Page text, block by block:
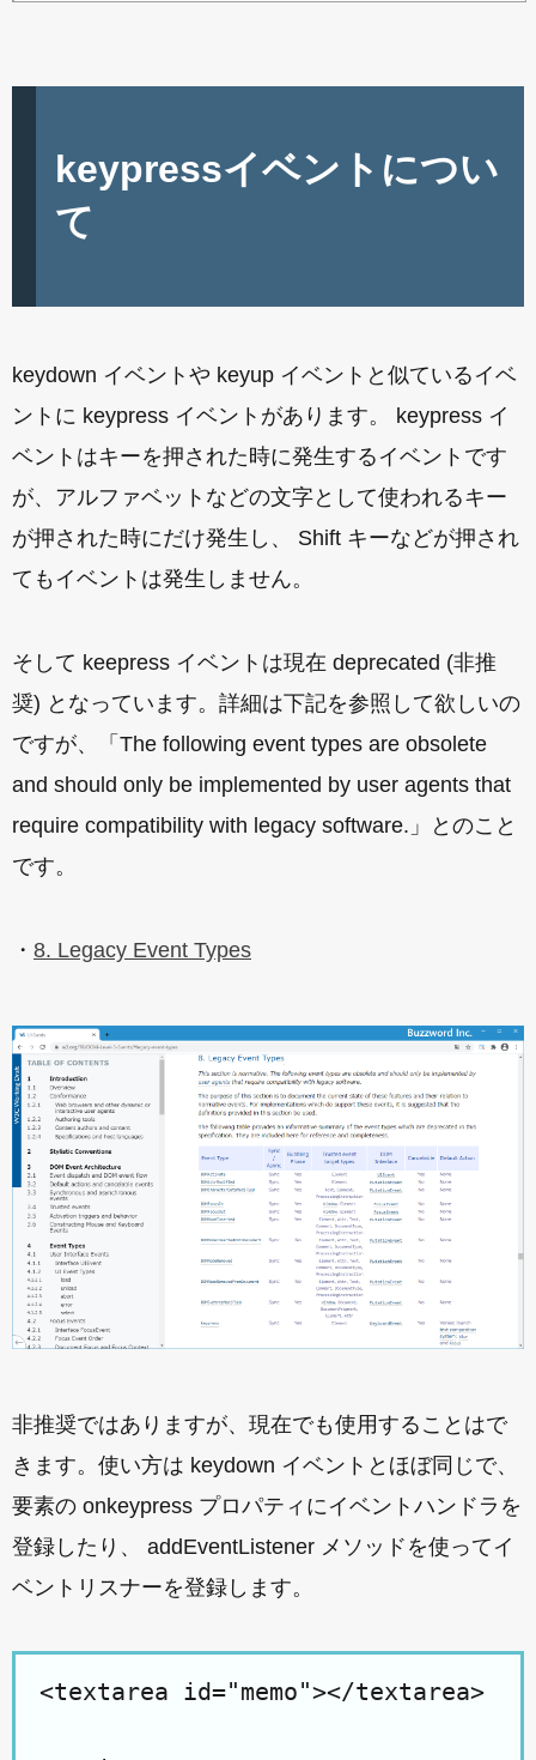
keypressイベントについ
て
keydown イベントや keyup イベントと似ているイベ
ントに keypress イベントがあります。 keypress イ
ベントはキーを押された時に発生するイベントです
が、アルファベットなどの文字として使われるキー
が押された時にだけ発生し、 Shift キーなどが押され
てもイベントは発生しません。
そして keepress イベントは現在 deprecated (非推
奨) となっています。詳細は下記を参照して欲しいの
ですが、「The following event types are obsolete
and should only be implemented by user agents that
require compatibility with legacy software.」とのこと
です。
・ 8. Legacy Event Types
非推奨ではありますが、現在でも使用することはで
きます。使い方は keydown イベントとほぼ同じで、
要素の onkeypress プロパティにイベントハンドラを
登録したり、 addEventListener メソッドを使ってイ
ベントリスナーを登録します。
<textarea id="memo"></textarea>